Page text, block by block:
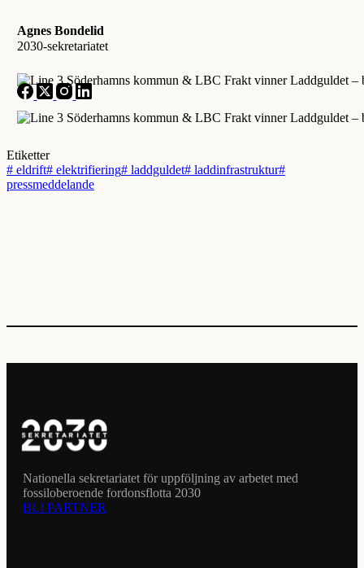
Agnes Bondelid
2030-sekretariatet
Etiketter
# eldrift# elektrifiering# laddguldet# laddinfrastruktur#
pressmeddelande
Nationella sekretariatet för uppföljning av arbetet med
fossiloberoende fordonsflotta 2030
BLI PARTNER